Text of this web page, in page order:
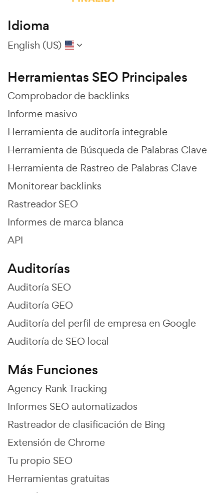
Idioma
English (US)
Herramientas SEO Principales
Comprobador de backlinks
Informe masivo
Herramienta de auditoría integrable
Herramienta de Búsqueda de Palabras Clave
Herramienta de Rastreo de Palabras Clave
Monitorear backlinks
Rastreador SEO
Informes de marca blanca
API
Auditorías
Auditoría SEO
Auditoría GEO
Auditoría del perfil de empresa en Google
Auditoría de SEO local
Más Funciones
Agency Rank Tracking
Informes SEO automatizados
Rastreador de clasificación de Bing
Extensión de Chrome
Tu propio SEO
Herramientas gratuitas